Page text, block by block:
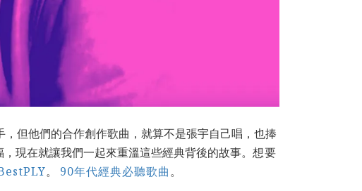
但他們的合作創作歌曲，就算不是張宇自己唱，也捧
現在就讓我們一起來重溫這些經典背後的故事。 想要
LY。 90年代經典必聽歌曲。